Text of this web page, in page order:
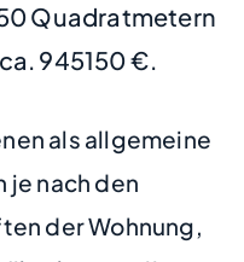
Quadratmetern
945150 €.
als allgemeine
je nach den
der Wohnung,